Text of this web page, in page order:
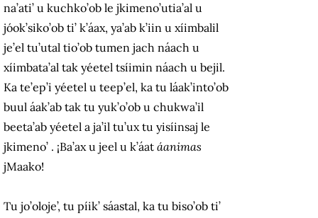
na’ati’ u kuchko’ob le jkimeno’utia’al u
jóok’siko’ob ti’ k’áax, ya’ab k’iin u xíimbalil
je’el tu’utal tio’ob tumen jach náach u
xíimbata’al tak yéetel tsíimin náach u bejil.
Ka te’ep’i yéetel u teep’el, ka tu láak’into’ob
buul áak’ab tak tu yuk’o’ob u chukwa’il
beeta’ab yéetel a ja’il tu’ux tu yisíinsaj le
jkimeno’ . ¡Ba’ax u jeel u k’áat áanimas
jMaako!
Tu jo’oloje’, tu píik’ sáastal, ka tu biso’ob ti’